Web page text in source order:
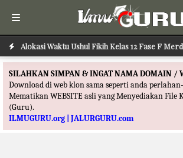
Alokasi Waktu Ushul Fikih Kelas 12 Fase F
SILAHKAN SIMPAN & INGAT NAMA DOMAIN /
Download di web klon sama seperti anda
Mematikan WEBSITE asli yang Menyediakan File
(Guru).
ILMUGURU.org | JALURGURU.com